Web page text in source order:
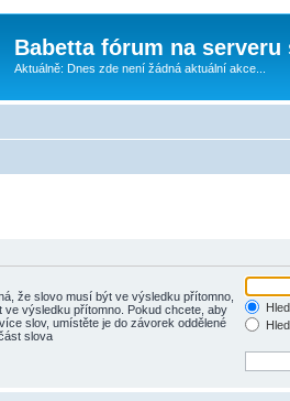
Babetta fórum na serveru
Aktuálně: Dnes zde není žádná aktuální akce...
že slovo musí být ve výsledku přítomno,
ve výsledku přítomno. Pokud chcete, aby
slov, umístěte je do závorek oddělené
slova